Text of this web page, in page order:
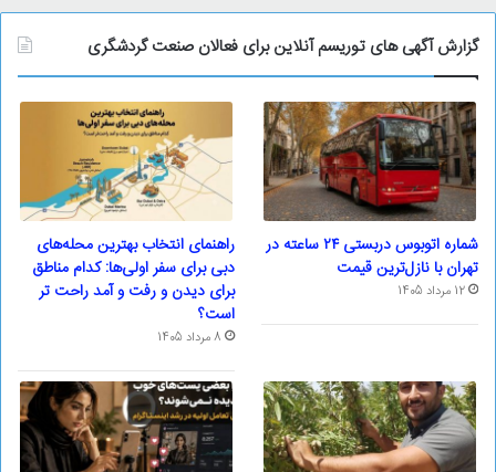
گزارش آگهی های توریسم آنلاین برای فعالان صنعت گردشگری
شماره اتوبوس دربستی ۲۴ ساعته در
تهران با نازل‌ترین قیمت
12 مرداد 1405
راهنمای انتخاب بهترین محله‌های
دبی برای سفر اولی‌ها: کدام مناطق
برای دیدن و رفت و آمد راحت تر
است؟
8 مرداد 1405